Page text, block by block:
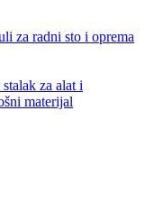
za radni sto i oprema
za alat i
materijal